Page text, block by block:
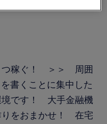
つ稼ぐ！ ＞＞ 周囲
書くことに集中した
です！ 大手金融機
りをおまかせ！ 在宅